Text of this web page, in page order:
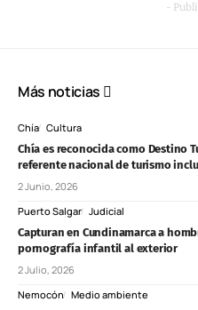
-
Más noticias
Chía Cultura
Chía es reconocida como Destino
referente nacional de turismo
2 Junio, 2026
Puerto Salgar Judicial
Capturan en Cundinamarca a
pornografía infantil al exterior
2 Julio, 2026
Nemocón Medio ambiente